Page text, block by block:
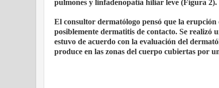
pulmones y linfadenopatía hiliar leve (Figura
El consultor dermatólogo pensó que la
posiblemente dermatitis de contacto. Se realizó
estuvo de acuerdo con la evaluación del
produce en las zonas del cuerpo cubiertas por